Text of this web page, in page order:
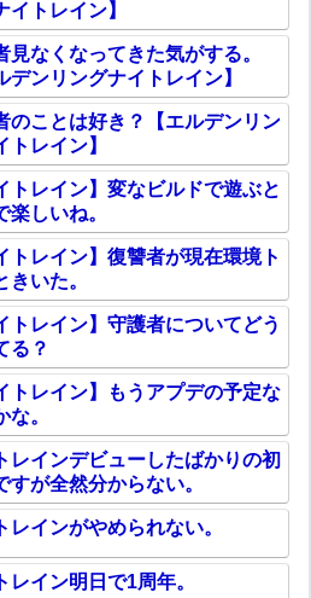
イトレイン】
見なくなってきた気がする。
デンリングナイトレイン】
のことは好き？【エルデンリン
トレイン】
トレイン】変なビルドで遊ぶと
楽しいね。
トレイン】復讐者が現在環境ト
きいた。
トレイン】守護者についてどう
る？
トレイン】もうアプデの予定な
な。
レインデビューしたばかりの初
すが全然分からない。
レインがやめられない。
レイン明日で1周年。